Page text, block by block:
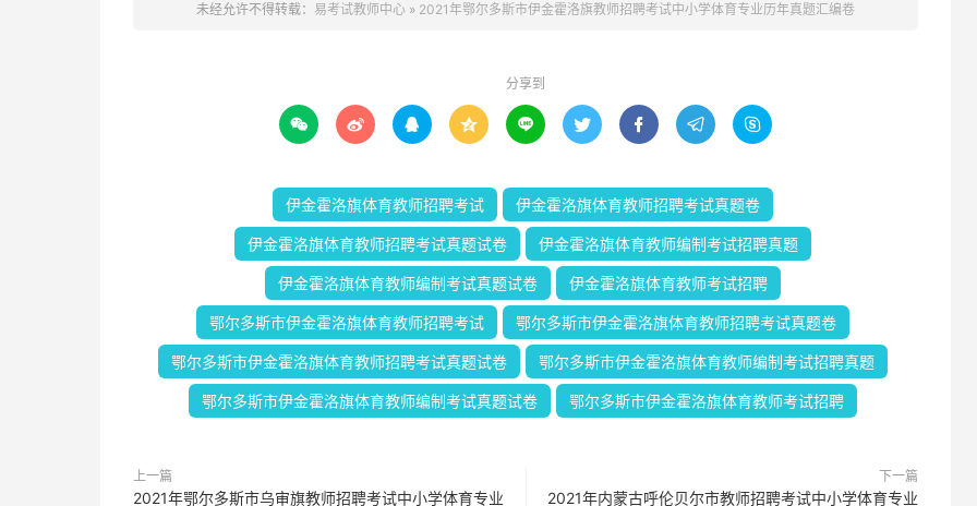
未经允许不得转载： 易考试教师中心 » 2021年鄂尔多斯市伊金霍洛旗教师招聘考试中小学体育专业历年真题汇编卷
分享到
        
伊金霍洛旗体育教师招聘考试 伊金霍洛旗体育教师招聘考试真题卷
伊金霍洛旗体育教师招聘考试真题试卷 伊金霍洛旗体育教师编制考试招聘真题
伊金霍洛旗体育教师编制考试真题试卷 伊金霍洛旗体育教师考试招聘
鄂尔多斯市伊金霍洛旗体育教师招聘考试 鄂尔多斯市伊金霍洛旗体育教师招聘考试真题卷
鄂尔多斯市伊金霍洛旗体育教师招聘考试真题试卷 鄂尔多斯市伊金霍洛旗体育教师编制考试招聘真题
鄂尔多斯市伊金霍洛旗体育教师编制考试真题试卷 鄂尔多斯市伊金霍洛旗体育教师考试招聘
上一篇
2021年鄂尔多斯市乌审旗教师招聘考试中小学体育专业
下一篇
2021年内蒙古呼伦贝尔市教师招聘考试中小学体育专业